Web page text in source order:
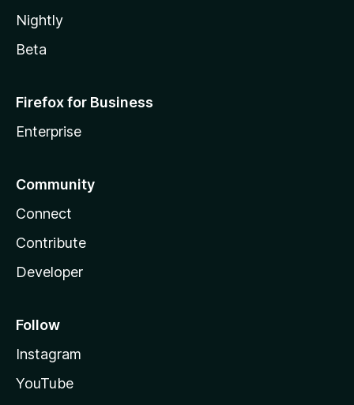
Nightly
Beta
Firefox for Business
Enterprise
Community
Connect
Contribute
Developer
Follow
Instagram
YouTube